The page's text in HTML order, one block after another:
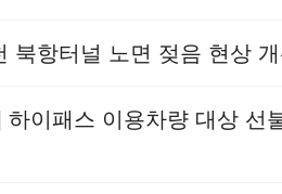
북항터널 노면 젖음 현상
하이패스 이용차량 대상 선